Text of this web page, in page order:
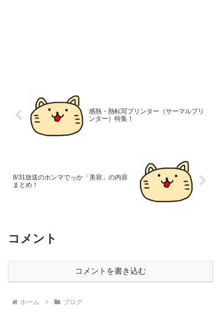
感熱・熱転写プリンター（サーマルプリ
ンター）特集！
8/31放送のホンマでっか「美容」の内容
まとめ！
コメント
コメントを書き込む
ホーム ブログ